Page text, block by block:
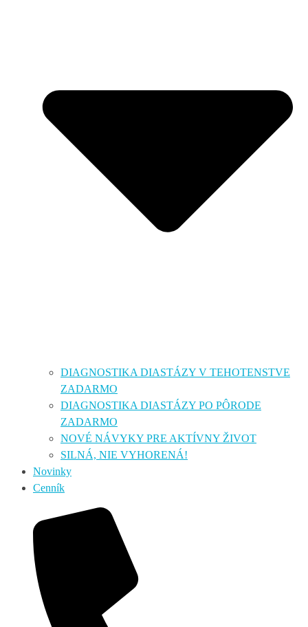
DIAGNOSTIKA DIASTÁZY V TEHOTENSTVE
ZADARMO
DIAGNOSTIKA DIASTÁZY PO PÔRODE
ZADARMO
NOVÉ NÁVYKY PRE AKTÍVNY ŽIVOT
SILNÁ, NIE VYHORENÁ!
Novinky
Cenník